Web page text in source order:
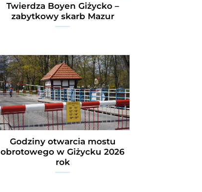
Twierdza Boyen Giżycko –
zabytkowy skarb Mazur
Godziny otwarcia mostu
obrotowego w Giżycku 2026
rok